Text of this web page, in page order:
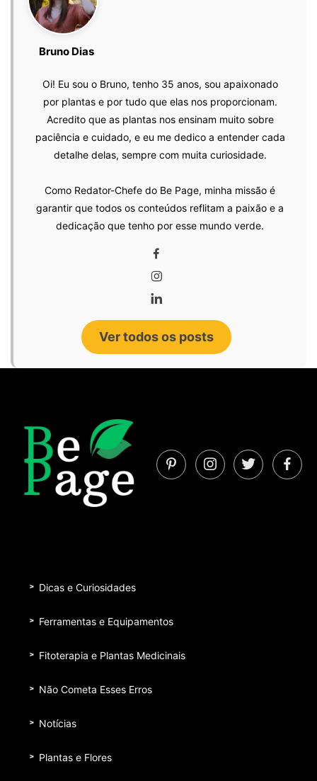
Bruno Dias
Oi! Eu sou o Bruno, tenho 35 anos, sou apaixonado
por plantas e por tudo que elas nos proporcionam.
Acredito que as plantas nos ensinam muito sobre
paciência e cuidado, e eu me dedico a entender cada
detalhe delas, sempre com muita curiosidade.
Como Redator-Chefe do Be Page, minha missão é
garantir que todos os conteúdos reflitam a paixão e a
dedicação que tenho por esse mundo verde.
Ver todos os posts
Dicas e Curiosidades
Ferramentas e Equipamentos
Fitoterapia e Plantas Medicinais
Não Cometa Esses Erros
Notícias
Plantas e Flores